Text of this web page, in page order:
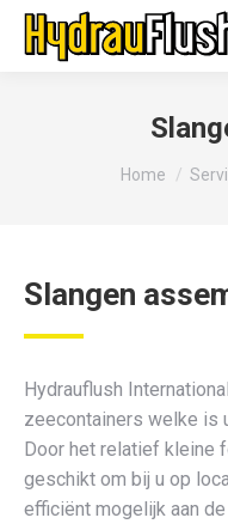
You are here:
Home
Slangen
Hydrauflush
zeecontainers welke is
Door het relatief kleine
geschikt om bij u op
efficiënt mogelijk aan de